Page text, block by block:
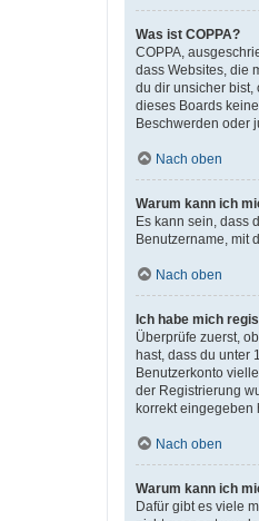
Was ist COPPA?
COPPA,
dass Websites, die
du dir unsicher bist,
dieses Boards
Beschwerden oder
Nach oben
Warum kann ich
Es kann sein, dass
Benutzername, mit
Nach oben
Ich habe mich
Überprüfe zuerst,
hast, dass du unter
Benutzerkonto
der Registrierung
korrekt eingegeben
Nach oben
Warum kann ich
Dafür gibt es viele